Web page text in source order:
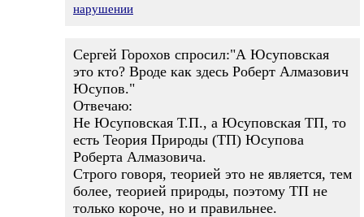
нарушении
Сергей Горохов спросил:"А Юсуповская
это кто? Вроде как здесь Роберт Алмазович
Юсупов."
Отвечаю:
Не Юсуповская Т.П., а Юсуповская ТП, то
есть Теория Природы (ТП) Юсупова
Роберта Алмазовича.
Строго говоря, теорией это не является, тем
более, теорией природы, поэтому ТП не
только короче, но и правильнее.